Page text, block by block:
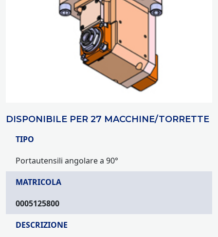
DISPONIBILE PER 27 MACCHINE/TORRETTE
TIPO
Portautensili angolare a 90°
MATRICOLA
0005125800
DESCRIZIONE